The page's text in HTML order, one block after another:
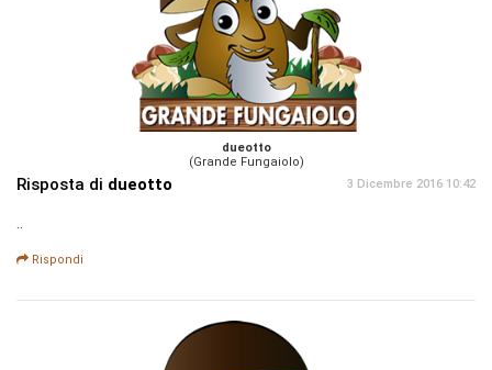
dueotto
(Grande Fungaiolo)
Risposta di dueotto 3 Dicembre 2016 10:42
..
Rispondi